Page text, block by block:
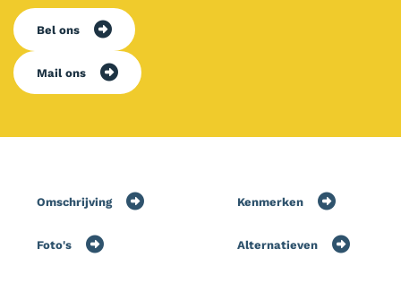
Bel ons
Mail ons
Omschrijving Kenmerken
Foto's Alternatieven